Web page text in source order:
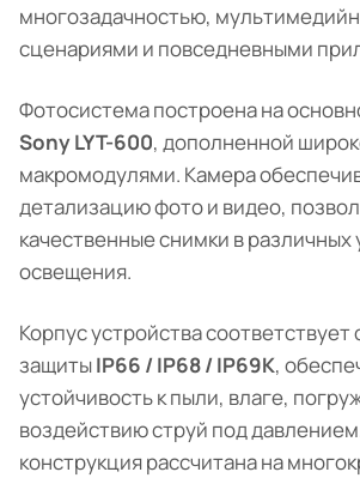
многозадачностью,
сценариями и повседневными
Фотосистема построена на
Sony LYT-600, дополненной
макромодулями. Камера
детализацию фото и видео,
качественные снимки в различных
освещения.
Корпус устройства соответствует
защитыIP66 / IP68 / IP69K,
устойчивость к пыли, влаге,
воздействию струй под
конструкция рассчитана на